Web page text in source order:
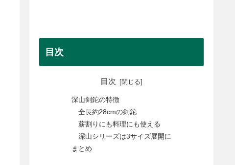
目次
目次
深山剣鉈の特徴
全長約28cmの剣鉈
薪割りにも料理にも使える
深山シリーズは3サイズ展開に
まとめ